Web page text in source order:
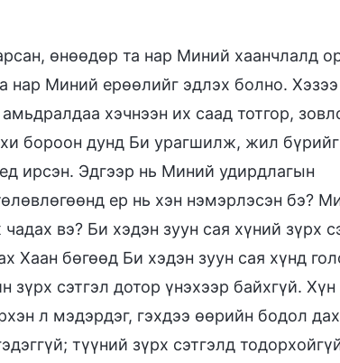
өнөөдөр та нар Миний хаанчлалд
Миний ерөөлийг эдлэх болно. Хэзээ
хэчнээн их саад тотгор,
бороон дунд Би урагшилж, жил бүрийг
ирсэн. Эдгээр нь Миний удирдлагын
ер нь хэн нэмэрлэсэн бэ?
вэ? Би хэдэн зуун сая хүний зүрх
Хаан бөгөөд Би хэдэн зуун сая хүнд
сэтгэл дотор үнэхээр байхгүй.
л мэдэрдэг, гэхдээ өөрийн бодол
түүний зүрх сэтгэлд